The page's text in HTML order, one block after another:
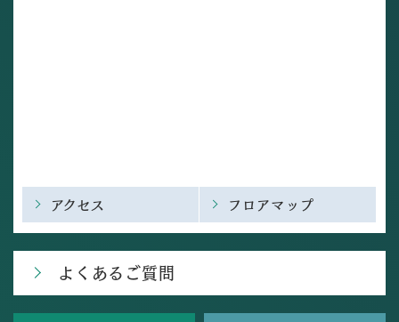
アクセス フロアマップ
よくあるご質問